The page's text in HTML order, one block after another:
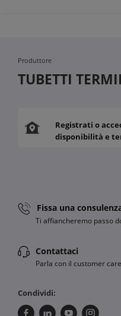
Produttore
TUBETTI
Registrati o
disponibilità e
Fissa una
Ti affiancheremo passo
Contattaci
Parla con il customer
Condividi: